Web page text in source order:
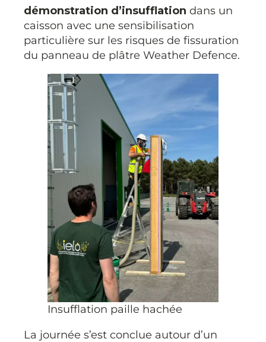
démonstration d’insufflation dans un
caisson avec une sensibilisation
particulière sur les risques de fissuration
du panneau de plâtre Weather Defence.
Insufflation paille hachée
La journée s’est conclue autour d’un